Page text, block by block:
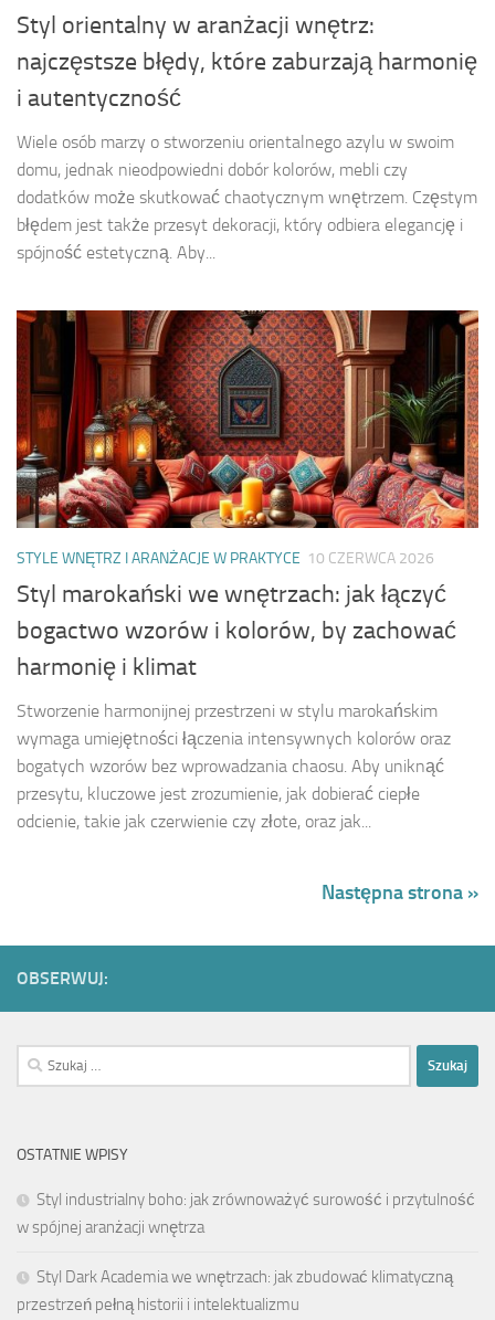
Styl orientalny w aranżacji wnętrz:
najczęstsze błędy, które zaburzają harmonię
i autentyczność
Wiele osób marzy o stworzeniu orientalnego azylu w swoim
domu, jednak nieodpowiedni dobór kolorów, mebli czy
dodatków może skutkować chaotycznym wnętrzem. Częstym
błędem jest także przesyt dekoracji, który odbiera elegancję i
spójność estetyczną. Aby...
STYLE WNĘTRZ I ARANŻACJE W PRAKTYCE 10 CZERWCA 2026
Styl marokański we wnętrzach: jak łączyć
bogactwo wzorów i kolorów, by zachować
harmonię i klimat
Stworzenie harmonijnej przestrzeni w stylu marokańskim
wymaga umiejętności łączenia intensywnych kolorów oraz
bogatych wzorów bez wprowadzania chaosu. Aby uniknąć
przesytu, kluczowe jest zrozumienie, jak dobierać ciepłe
odcienie, takie jak czerwienie czy złote, oraz jak...
Następna strona »
OBSERWUJ:
Szukaj:
OSTATNIE WPISY
Styl industrialny boho: jak zrównoważyć surowość i przytulność
w spójnej aranżacji wnętrza
Styl Dark Academia we wnętrzach: jak zbudować klimatyczną
przestrzeń pełną historii i intelektualizmu